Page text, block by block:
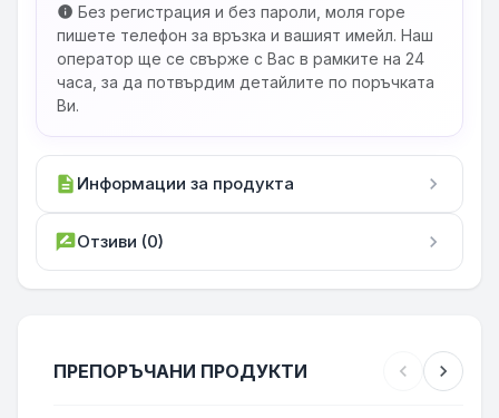
info Без регистрация и без пароли, моля горе
пишете телефон за връзка и вашият имейл. Наш
оператор ще се свърже с Вас в рамките на 24
часа, за да потвърдим детайлите по поръчката
Ви.
description Информации за продукта chevron_right
rate_reviewОтзиви (0) chevron_right
ПРЕПОРЪЧАНИ ПРОДУКТИ chevron_left chevron_right